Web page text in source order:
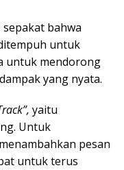
bahwa
untuk
untuk mendorong
yang nyata.
yaitu
Untuk
pesan
untuk terus